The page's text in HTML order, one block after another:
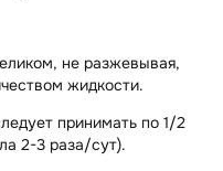
не разжевывая,
жидкости.
принимать по 1/2
2-3 раза/сут).